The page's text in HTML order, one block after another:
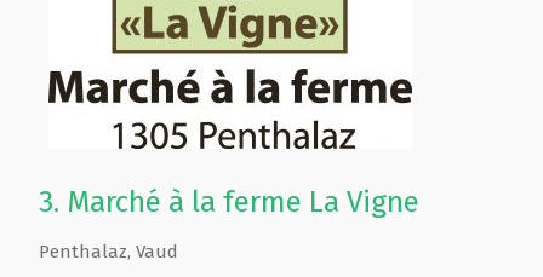
3. Marché à la ferme La Vigne
Penthalaz, Vaud